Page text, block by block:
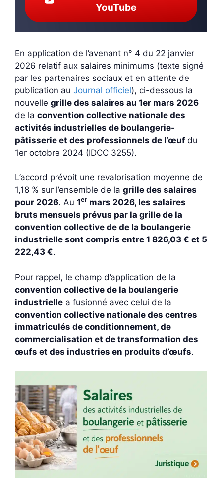
YouTube
En application de l’avenant n° 4 du 22 janvier
2026 relatif aux salaires minimums (texte signé
par les partenaires sociaux et en attente de
publication au Journal officiel), ci-dessous la
nouvelle grille des salaires au 1er mars 2026
de la convention collective nationale des
activités industrielles de boulangerie-
pâtisserie et des professionnels de l’œuf du
1er octobre 2024 (IDCC 3255).
L’accord prévoit une revalorisation moyenne de
1,18 % sur l’ensemble de la grille des salaires
pour 2026. Au 1er mars 2026, les salaires
bruts mensuels prévus par la grille de la
convention collective de de la boulangerie
industrielle sont compris entre 1 826,03 € et 5
222,43 €.
Pour rappel, le champ d’application de la
convention collective de la boulangerie
industrielle a fusionné avec celui de la
convention collective nationale des centres
immatriculés de conditionnement, de
commercialisation et de transformation des
œufs et des industries en produits d’œufs.